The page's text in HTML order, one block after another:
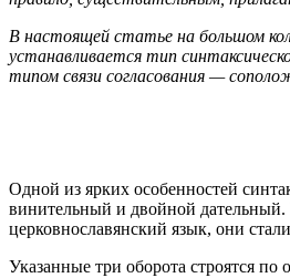
В настоящей статье на большом
устанавливается тип
типом связи согласования —
Одной из ярких особенностей
винительный и двойной дательный.
церковнославянский язык, они
Указанные три оборота строятся